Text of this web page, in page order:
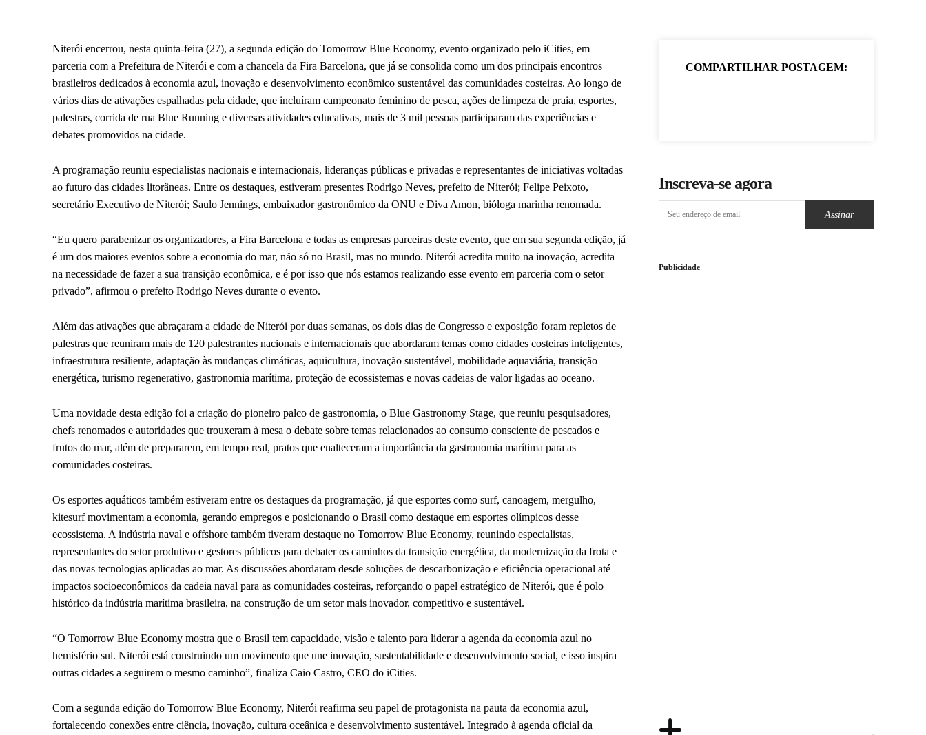
Niterói encerrou, nesta quinta-feira (27), a segunda edição do Tomorrow Blue Economy, evento organizado pelo iCities, em
parceria com a Prefeitura de Niterói e com a chancela da Fira Barcelona, que já se consolida como um dos principais encontros
brasileiros dedicados à economia azul, inovação e desenvolvimento econômico sustentável das comunidades costeiras. Ao longo de
vários dias de ativações espalhadas pela cidade, que incluíram campeonato feminino de pesca, ações de limpeza de praia, esportes,
palestras, corrida de rua Blue Running e diversas atividades educativas, mais de 3 mil pessoas participaram das experiências e
debates promovidos na cidade.
A programação reuniu especialistas nacionais e internacionais, lideranças públicas e privadas e representantes de iniciativas voltadas
ao futuro das cidades litorâneas. Entre os destaques, estiveram presentes Rodrigo Neves, prefeito de Niterói; Felipe Peixoto,
secretário Executivo de Niterói; Saulo Jennings, embaixador gastronômico da ONU e Diva Amon, bióloga marinha renomada.
“Eu quero parabenizar os organizadores, a Fira Barcelona e todas as empresas parceiras deste evento, que em sua segunda edição, já
é um dos maiores eventos sobre a economia do mar, não só no Brasil, mas no mundo. Niterói acredita muito na inovação, acredita
na necessidade de fazer a sua transição econômica, e é por isso que nós estamos realizando esse evento em parceria com o setor
privado”, afirmou o prefeito Rodrigo Neves durante o evento.
Além das ativações que abraçaram a cidade de Niterói por duas semanas, os dois dias de Congresso e exposição foram repletos de
palestras que reuniram mais de 120 palestrantes nacionais e internacionais que abordaram temas como cidades costeiras inteligentes,
infraestrutura resiliente, adaptação às mudanças climáticas, aquicultura, inovação sustentável, mobilidade aquaviária, transição
energética, turismo regenerativo, gastronomia marítima, proteção de ecossistemas e novas cadeias de valor ligadas ao oceano.
Uma novidade desta edição foi a criação do pioneiro palco de gastronomia, o Blue Gastronomy Stage, que reuniu pesquisadores,
chefs renomados e autoridades que trouxeram à mesa o debate sobre temas relacionados ao consumo consciente de pescados e
frutos do mar, além de prepararem, em tempo real, pratos que enalteceram a importância da gastronomia marítima para as
comunidades costeiras.
Os esportes aquáticos também estiveram entre os destaques da programação, já que esportes como surf, canoagem, mergulho,
kitesurf movimentam a economia, gerando empregos e posicionando o Brasil como destaque em esportes olímpicos desse
ecossistema. A indústria naval e offshore também tiveram destaque no Tomorrow Blue Economy, reunindo especialistas,
representantes do setor produtivo e gestores públicos para debater os caminhos da transição energética, da modernização da frota e
das novas tecnologias aplicadas ao mar. As discussões abordaram desde soluções de descarbonização e eficiência operacional até
impactos socioeconômicos da cadeia naval para as comunidades costeiras, reforçando o papel estratégico de Niterói, que é polo
histórico da indústria marítima brasileira, na construção de um setor mais inovador, competitivo e sustentável.
“O Tomorrow Blue Economy mostra que o Brasil tem capacidade, visão e talento para liderar a agenda da economia azul no
hemisfério sul. Niterói está construindo um movimento que une inovação, sustentabilidade e desenvolvimento social, e isso inspira
outras cidades a seguirem o mesmo caminho”, finaliza Caio Castro, CEO do iCities.
Com a segunda edição do Tomorrow Blue Economy, Niterói reafirma seu papel de protagonista na pauta da economia azul,
fortalecendo conexões entre ciência, inovação, cultura oceânica e desenvolvimento sustentável. Integrado à agenda oficial da
COMPARTILHAR POSTAGEM:
Inscreva-se agora
Assinar
Publicidade